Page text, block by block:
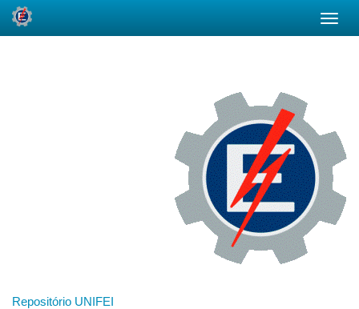
Repositório UNIFEI